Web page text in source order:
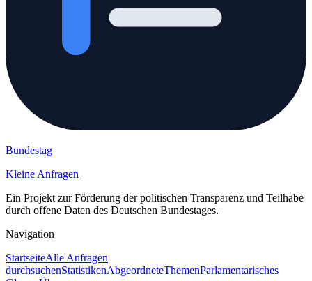
Bundestag
Kleine Anfragen
Ein Projekt zur Förderung der politischen Transparenz und Teilhabe
durch offene Daten des Deutschen Bundestages.
Navigation
StartseiteAlle Anfragen
durchsuchenStatistikenAbgeordneteThemenParlamentarisches